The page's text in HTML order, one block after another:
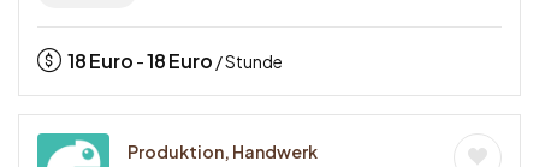
18Euro -18Euro / Stunde
Produktion, Handwerk